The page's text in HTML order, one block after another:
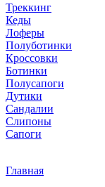
Треккинг
Кеды
Лоферы
Полуботинки
Кроссовки
Ботинки
Полусапоги
Дутики
Сандалии
Слипоны
Сапоги
Главная